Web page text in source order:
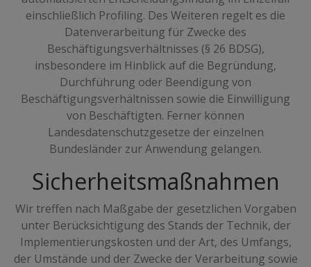
einschließlich Profiling. Des Weiteren regelt es die
Datenverarbeitung für Zwecke des
Beschäftigungsverhältnisses (§ 26 BDSG),
insbesondere im Hinblick auf die Begründung,
Durchführung oder Beendigung von
Beschäftigungsverhältnissen sowie die Einwilligung
von Beschäftigten. Ferner können
Landesdatenschutzgesetze der einzelnen
Bundesländer zur Anwendung gelangen.
Sicherheitsmaßnahmen
Wir treffen nach Maßgabe der gesetzlichen Vorgaben
unter Berücksichtigung des Stands der Technik, der
Implementierungskosten und der Art, des Umfangs,
der Umstände und der Zwecke der Verarbeitung sowie